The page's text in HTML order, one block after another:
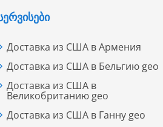
Доставка из США в Армения
Доставка из США в Бельгию geo
Доставка из США в
Великобританию geo
Доставка из США в Ганну geo